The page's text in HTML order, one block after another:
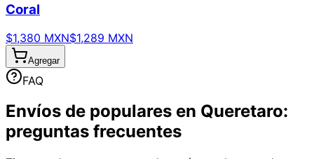
Coral
$1,380 MXN$1,289 MXN
Agregar
FAQ
Envíos de populares en Queretaro:
preguntas frecuentes